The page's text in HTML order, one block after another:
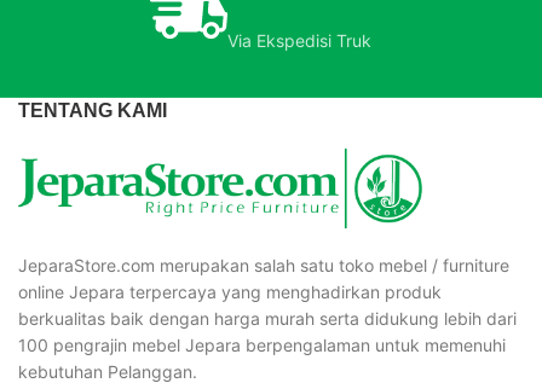
Via Ekspedisi Truk
TENTANG KAMI
JeparaStore.com merupakan salah satu toko mebel / furniture
online Jepara terpercaya yang menghadirkan produk
berkualitas baik dengan harga murah serta didukung lebih dari
100 pengrajin mebel Jepara berpengalaman untuk memenuhi
kebutuhan Pelanggan.